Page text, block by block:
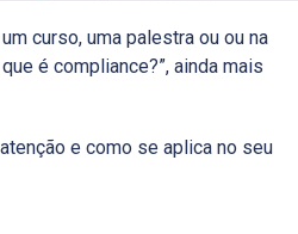
curso, uma palestra ou ou na
é compliance?”, ainda mais
e como se aplica no seu